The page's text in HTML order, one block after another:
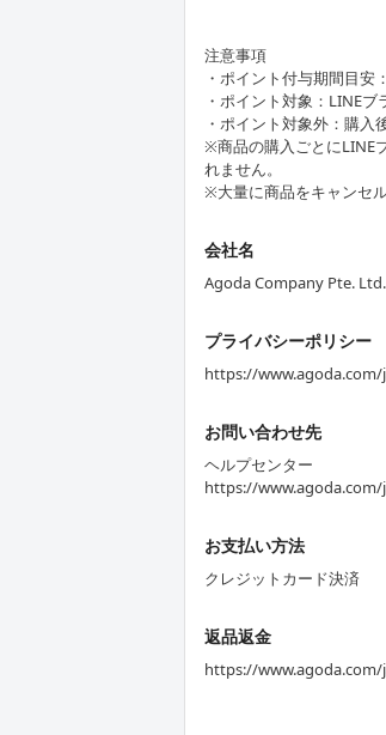
注意事項
・ポイント付与期間目
・ポイント対象：LINE
・ポイント対象外：購入
※商品の購入ごとにLINE
れません。
※大量に商品をキャンセ
会社名
Agoda Company Pte. Ltd.
プライバシーポリシー
https://
お問い合わせ先
ヘルプセンター
https://
お支払い方法
クレジットカード決済
返品返金
https://